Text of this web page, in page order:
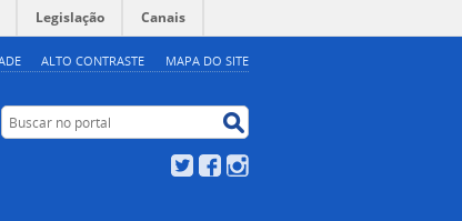
ALTO CONTRASTE MAPA DO SITE
Legislação Canais
Buscar no portal
TwitterFacebook